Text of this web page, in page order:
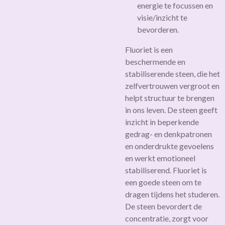
energie te focussen en
visie/inzicht te
bevorderen.
Fluoriet is een
beschermende en
stabiliserende steen, die het
zelfvertrouwen vergroot en
helpt structuur te brengen
in ons leven. De steen geeft
inzicht in beperkende
gedrag- en denkpatronen
en onderdrukte gevoelens
en werkt emotioneel
stabiliserend. Fluoriet is
een goede steen om te
dragen tijdens het studeren.
De steen bevordert de
concentratie, zorgt voor